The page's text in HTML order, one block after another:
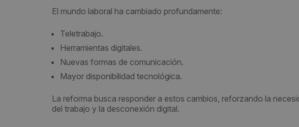
El mundo laboral ha cambiado profundamente:
Teletrabajo.
Herramientas digitales.
Nuevas formas de comunicación.
Mayor disponibilidad tecnológica.
La reforma busca responder a estos cambios, reforzando la
del trabajo y la desconexión digital.